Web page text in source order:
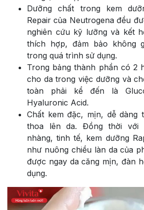
Dưỡng chất trong kem
Repair của Neutrogena đều
nghiên cứu kỹ lưỡng và kết
thích hợp, đảm bảo không
trong quá trình sử dụng.
Trong bảng thành phần có 2
cho da trong việc dưỡng và
toàn phải kể đến là
Hyaluronic Acid.
Chất kem đặc, mịn, dễ dàng
thoa lên da. Đồng thời với
nhàng, tinh tế, kem dưỡng
như nuông chiều làn da của
được ngay da căng mịn, đàn
dụng.